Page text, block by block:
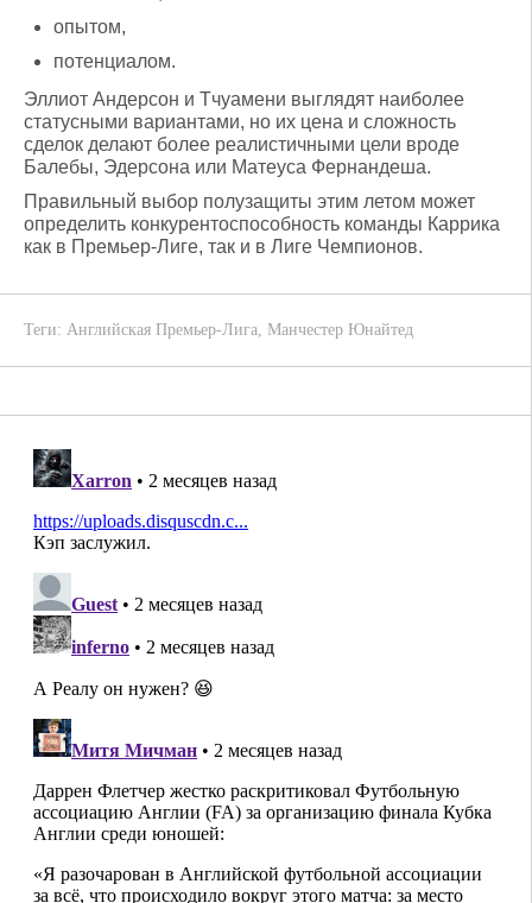
опытом,
потенциалом.
Эллиот Андерсон и Тчуамени выглядят наиболее
статусными вариантами, но их цена и сложность
сделок делают более реалистичными цели вроде
Балебы, Эдерсона или Матеуса Фернандеша.
Правильный выбор полузащиты этим летом может
определить конкурентоспособность команды Каррика
как в Премьер-Лиге, так и в Лиге Чемпионов.
Теги: Английская Премьер-Лига Манчестер Юнайтед